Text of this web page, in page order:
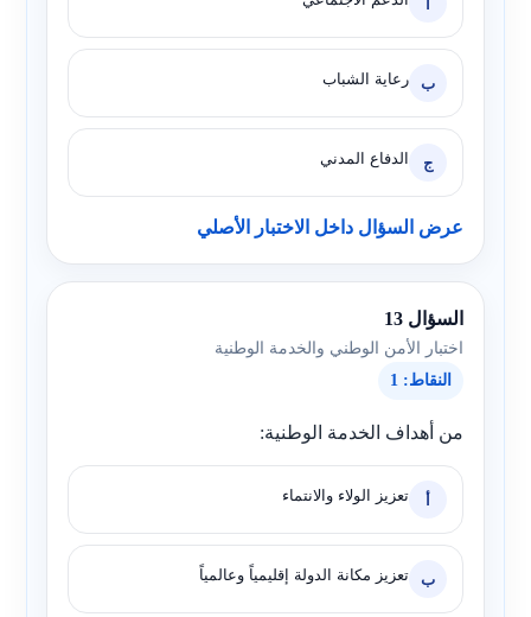
أ
ب رعاية الشباب
ج الدفاع المدني
عرض السؤال داخل الاختبار الأصلي
السؤال 13
اختبار الأمن الوطني والخدمة الوطنية
النقاط: 1
من أهداف الخدمة الوطنية:
أ تعزيز الولاء والانتماء
ب تعزيز مكانة الدولة إقليمياً وعالمياً